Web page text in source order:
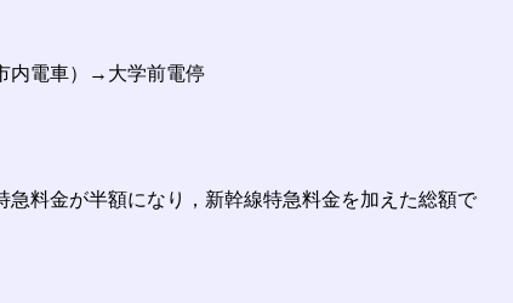
電車）→大学前電停
料金が半額になり，新幹線特急料金を加えた総額で